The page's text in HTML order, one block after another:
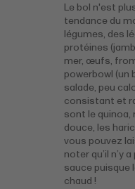
Le bol n'est
tendance du
légumes, des
protéines
mer, œufs,
powerbowl (un
salade, peu
consistant et
sont le quinoa,
douce, les
vous pouvez
noter qu’il n’y
sauce puisque
chaud !